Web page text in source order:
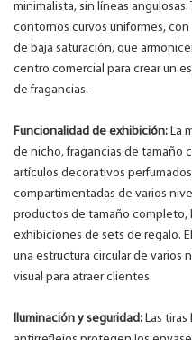
minimalista, sin líneas
contornos curvos uniformes,
de baja saturación, que
centro comercial para crear un
de fragancias.
Funcionalidad de exhibición: La
de nicho, fragancias de tamaño
artículos decorativos
compartimentadas de varios
productos de tamaño completo,
exhibiciones de sets de regalo.
una estructura circular de varios
visual para atraer clientes.
Iluminación y seguridad: Las